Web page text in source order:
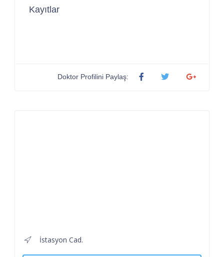
Kayıtlar
Doktor Profilini Paylaş:
İstasyon Cad.